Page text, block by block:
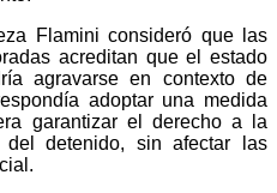
Flamini consideró que las
acreditan que el estado
agravarse en contexto de
adoptar una medida
garantizar el derecho a la
detenido, sin afectar las